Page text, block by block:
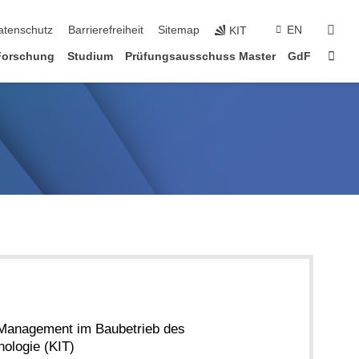
Barrierefreiheit Sitemap KIT EN
Studium Prüfungsausschuss Master GdF
im Baubetrieb des
(KIT)